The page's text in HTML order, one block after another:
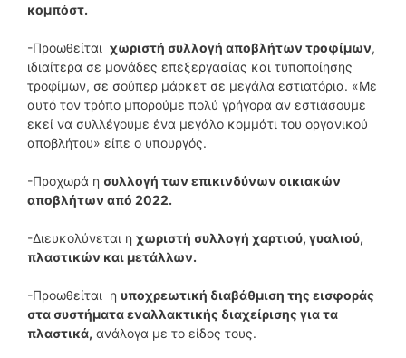
κομπόστ.
-Προωθείται χωριστή συλλογή αποβλήτων τροφίμων,
ιδιαίτερα σε μονάδες επεξεργασίας και τυποποίησης
τροφίμων, σε σούπερ μάρκετ σε μεγάλα εστιατόρια. «Με
αυτό τον τρόπο μπορούμε πολύ γρήγορα αν εστιάσουμε
εκεί να συλλέγουμε ένα μεγάλο κομμάτι του οργανικού
αποβλήτου» είπε ο υπουργός.
-Προχωρά η συλλογή των επικινδύνων οικιακών
αποβλήτων από 2022.
-Διευκολύνεται η χωριστή συλλογή χαρτιού, γυαλιού,
πλαστικών και μετάλλων.
-Προωθείται η υποχρεωτική διαβάθμιση της εισφοράς
στα συστήματα εναλλακτικής διαχείρισης για τα
πλαστικά, ανάλογα με το είδος τους.